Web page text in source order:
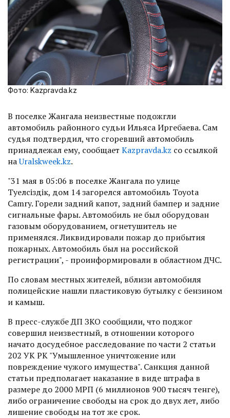
Фото: Kazpravda.kz
В поселке Жангала неизвестные подожгли
автомобиль районного судьи Ильяса Иргебаева. Сам
судья подтвердил, что сгоревший автомобиль
принадлежал ему, сообщает Kazpravda.kz со ссылкой
наUralskweek.kz.
"31 мая в 05:06 в поселке Жангала по улице
Тәуелсіздік, дом 14 загорелся автомобиль Toyota
Camry. Горели задний капот, задний бампер и задние
сигнальные фары. Автомобиль не был оборудован
газовым оборудованием, огнетушитель не
применялся. Ликвидировали пожар до прибытия
пожарных. Автомобиль был на российской
регистрации", - проинформировали в областном ДЧС.
По словам местных жителей, вблизи автомобиля
полицейские нашли пластиковую бутылку с бензином
и камыш.
В пресс-службе ДП ЗКО сообщили, что поджог
совершил неизвестный, в отношении которого
начато досудебное расследование по части 2 статьи
202 УК РК "Умышленное уничтожение или
повреждение чужого имущества". Санкция данной
статьи предполагает наказание в виде штрафа в
размере до 2000 МРП (6 миллионов 900 тысяч тенге),
либо ограничение свободы на срок до двух лет, либо
лишение свободы на тот же срок.